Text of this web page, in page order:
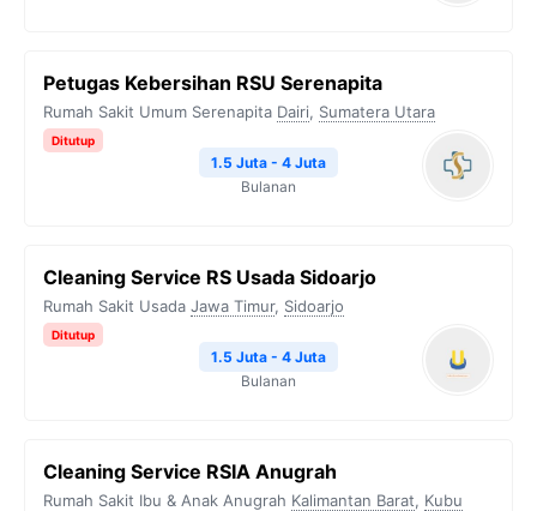
Petugas Kebersihan RSU Serenapita
Rumah Sakit Umum Serenapita Dairi, Sumatera Utara
Ditutup
1.5 Juta - 4 Juta
Bulanan
Cleaning Service RS Usada Sidoarjo
Rumah Sakit Usada Jawa Timur, Sidoarjo
Ditutup
1.5 Juta - 4 Juta
Bulanan
Cleaning Service RSIA Anugrah
Rumah Sakit Ibu & Anak Anugrah Kalimantan Barat, Kubu